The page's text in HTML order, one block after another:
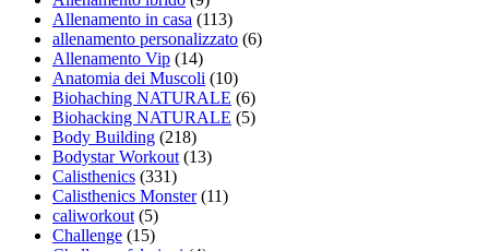
Allenamento in casa (113)
allenamento personalizzato (6)
Allenamento Vip (14)
Anatomia dei Muscoli (10)
Biohaching NATURALE (6)
Biohacking NATURALE (5)
Body Building (218)
Bodystar Workout (13)
Calisthenics (331)
Calisthenics Monster(11)
caliworkout (5)
Challenge (15)